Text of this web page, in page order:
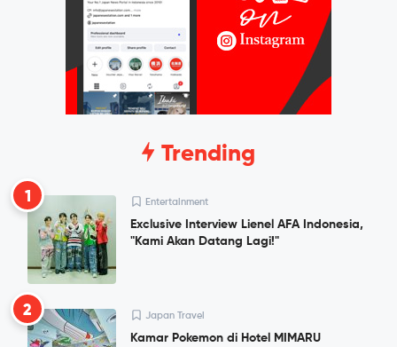
Trending
1 Entertainment
Exclusive Interview Lienel AFA Indonesia,
"Kami Akan Datang Lagi!"
2 Japan Travel
Kamar Pokemon di Hotel MIMARU